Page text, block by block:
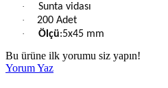
· Sunta vidası
· 200 Adet
· Ölçü:5x45 mm
Bu ürüne ilk yorumu siz yapın!
Yorum Yaz